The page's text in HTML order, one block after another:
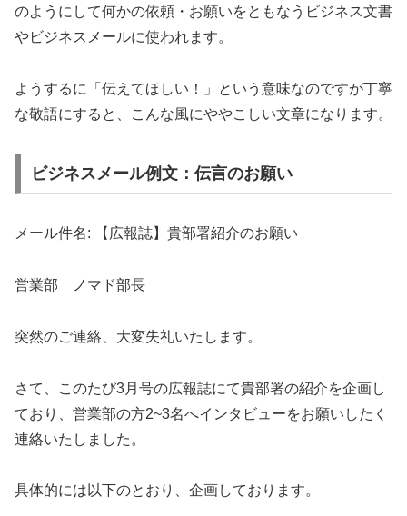
のようにして何かの依頼・お願いをともなうビジネス文書
やビジネスメールに使われます。
ようするに「伝えてほしい！」という意味なのですが丁寧
な敬語にすると、こんな風にややこしい文章になります。
ビジネスメール例文：伝言のお願い
メール件名: 【広報誌】貴部署紹介のお願い
営業部 ノマド部長
突然のご連絡、大変失礼いたします。
さて、このたび3月号の広報誌にて貴部署の紹介を企画し
ており、営業部の方2~3名へインタビューをお願いしたく
連絡いたしました。
具体的には以下のとおり、企画しております。